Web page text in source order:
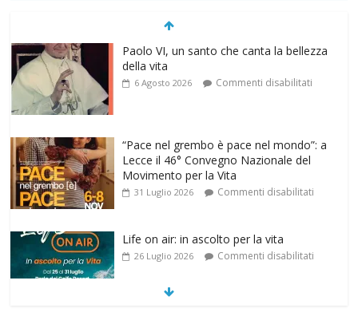
Paolo VI, un santo che canta la bellezza
della vita
6 Agosto 2026
Lecce il 46° Convegno Nazionale del
Movimento per la Vita
31 Luglio 2026 Commenti disabilitati
26 Luglio 2026 Commenti disabilitati